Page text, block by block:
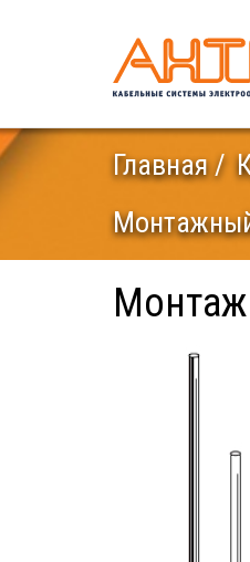
Главная